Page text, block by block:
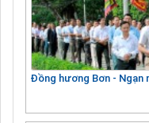
Đồng hương Bơn - Ngạn